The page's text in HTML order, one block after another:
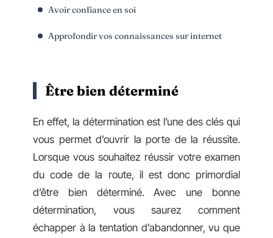
Avoir confiance en soi
Approfondir vos connaissances sur internet
Être bien déterminé
En effet, la détermination est l’une des clés qui
vous permet d’ouvrir la porte de la réussite.
Lorsque vous souhaitez réussir votre examen
du code de la route, il est donc primordial
d’être bien déterminé. Avec une bonne
détermination, vous saurez comment
échapper à la tentation d’abandonner, vu que